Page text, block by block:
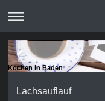
Kochen in Baden
Lachsauflauf